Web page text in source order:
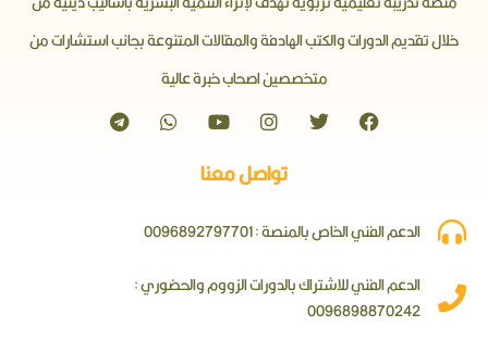
خلال تقديم الدورات والكتب الهادفة والمقالات المتنوعة بجانب استشارات من
متخصصين اصحاب خبرة عالية
تواصل معنا
الدعم الفني الخاص بالمنصة : 0096892797701
الدعم الفني للاشتراك بالدورات الزووم والحضوري :
0096898870242